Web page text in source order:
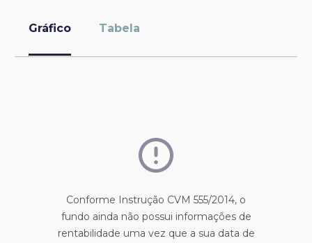
Gráfico Tabela
Conforme Instrução CVM 555/2014, o
fundo ainda não possui informações de
rentabilidade uma vez que a sua data de